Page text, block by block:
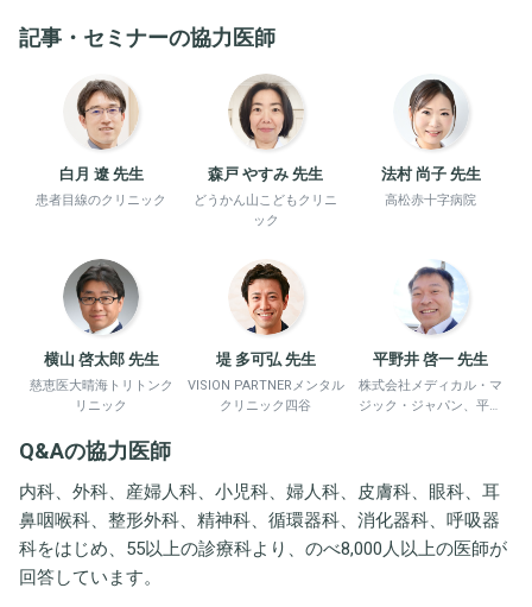
記事・セミナーの協力医師
白月 遼 先生
患者目線のクリニック
森戸 やすみ 先生
どうかん山こどもクリニ
ック
法村 尚子 先生
高松赤十字病院
横山 啓太郎 先生
慈恵医大晴海トリトンク
リニック
堤 多可弘 先生
VISION PARTNERメンタル
クリニック四谷
平野井 啓一 先生
株式会社メディカル・マ
ジック・ジャパン、平野
Q&Aの協力医師
内科、外科、産婦人科、小児科、婦人科、皮膚科、眼科、耳
鼻咽喉科、整形外科、精神科、循環器科、消化器科、呼吸器
科をはじめ、55以上の診療科より、のべ8,000人以上の医師が
回答しています。